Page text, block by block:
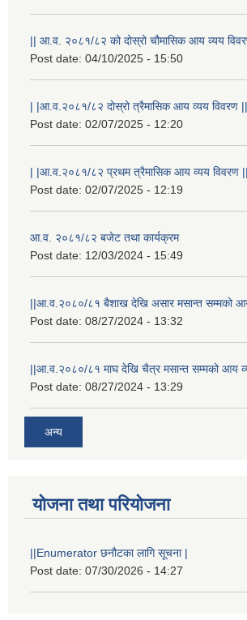
|| आ.व. २०८१/८२ को दोस्रो चौमासिक आय व्यय
Post date: 04/10/2025 - 15:50
| |आ.व.२०८१/८२ दोस्रो त्रैमासिक आय व्यय विवरण ||
Post date: 02/07/2025 - 12:20
| |आ.व.२०८१/८२ प्रथम त्रैमासिक आय व्यय विवरण ||
Post date: 02/07/2025 - 12:19
आ.व. २०८१/८२ बजेट तथा कार्यक्रम
Post date: 12/03/2024 - 15:49
||आ.व.२०८०/८१ बैशाख देखि असार मसान्त सम्मको
Post date: 08/27/2024 - 13:32
||आ.व.२०८०/८१ माघ देखि चैत्र मसान्त सम्मको आय
Post date: 08/27/2024 - 13:29
अन्य
योजना तथा परियोजना
||Enumerator छनौटका लागि सूचना |
Post date: 07/30/2026 - 14:27